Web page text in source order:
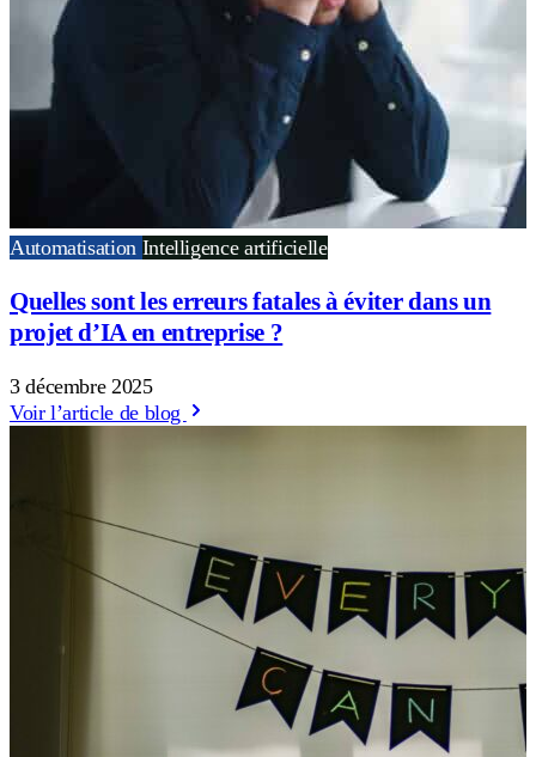
Automatisation Intelligence artificielle
Quelles sont les erreurs fatales à éviter dans un
projet d’IA en entreprise ?
3 décembre 2025
Voir l’article de blog